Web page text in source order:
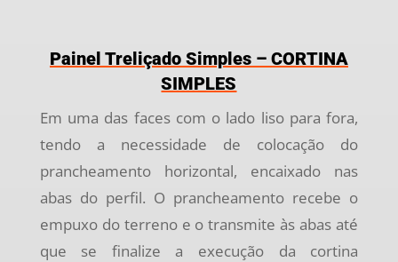
Painel Treliçado Simples – CORTINA
SIMPLES
Em uma das faces com o lado liso para fora,
tendo a necessidade de colocação do
prancheamento horizontal, encaixado nas
abas do perfil. O prancheamento recebe o
empuxo do terreno e o transmite às abas até
que se finalize a execução da cortina